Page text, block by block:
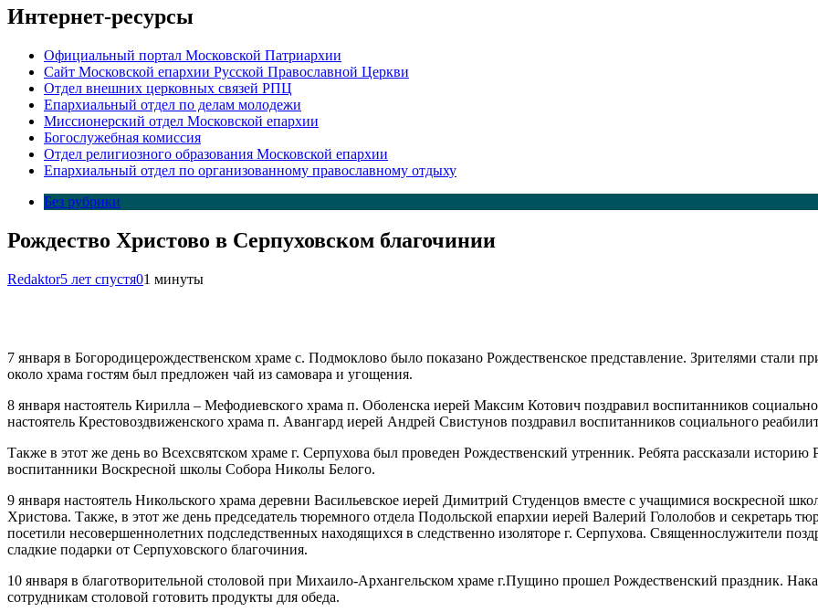
Интернет-ресурсы
Официальный портал Московской Патриархии
Сайт Московской епархии Русской Православной Церкви
Отдел внешних церковных связей РПЦ
Епархиальный отдел по делам молодежи
Миссионерский отдел Московской епархии
Богослужебная комиссия
Отдел религиозного образования Московской епархии
Епархиальный отдел по организованному православному отдыху
Без рубрики
Рождество Христово в Серпуховском благочинии
Redaktor5 лет спустя01 минуты
7 января в Богородицерождественском храме с. Подмоклово было показано Рождественское представление. Зрителями стали
около храма гостям был предложен чай из самовара и угощения.
8 января настоятель Кирилла – Мефодиевского храма п. Оболенска иерей Максим Котович поздравил воспитанников
настоятель Крестовоздвиженского храма п. Авангард иерей Андрей Свистунов поздравил воспитанников социального
Также в этот же день во Всехсвятском храме г. Серпухова был проведен Рождественский утренник. Ребята рассказали
воспитанники Воскресной школы Собора Николы Белого.
9 января настоятель Никольского храма деревни Васильевское иерей Димитрий Студенцов вместе с учащимися воскресной
Христова. Также, в этот же день председатель тюремного отдела Подольской епархии иерей Валерий Гололобов и секретарь
посетили несовершеннолетних подследственных находящихся в следственно изоляторе г. Серпухова. Священнослужители
сладкие подарки от Серпуховского благочиния.
10 января в благотворительной столовой при Михаило-Архангельском храме г.Пущино прошел Рождественский праздник.
сотрудникам столовой готовить продукты для обеда.